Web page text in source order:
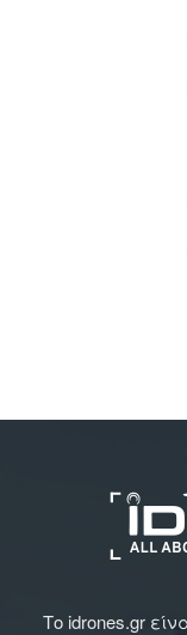
Το idrones.gr